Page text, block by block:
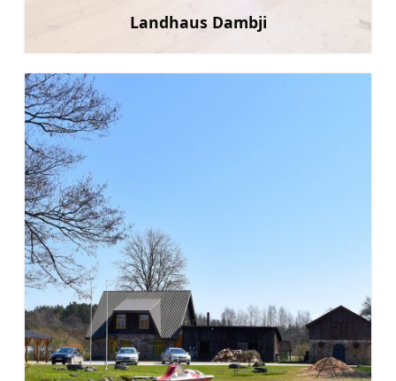
Landhaus Dambji